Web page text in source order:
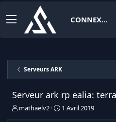
CONNEXION
Serveurs ARK
Serveur ark rp ealia:
Imathaelv2
D1 Avril 2019